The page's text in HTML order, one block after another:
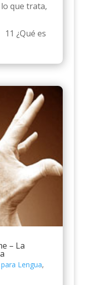
que trata,
es
– La
Lengua,